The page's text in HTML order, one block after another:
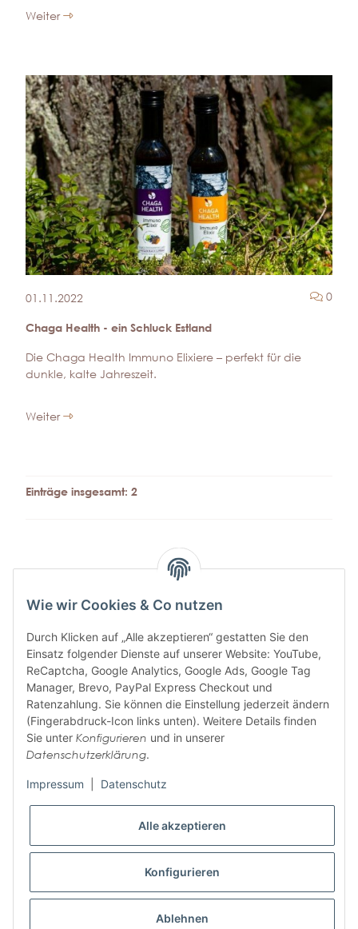
Weiter
01.11.2022 0
Chaga Health - ein Schluck Estland
Die Chaga Health Immuno Elixiere – perfekt für die
dunkle, kalte Jahreszeit.
Weiter
Einträge insgesamt: 2
ABONNIEREN SIE UNSEREN
NEWSLETTER
Abonnieren
Bitte senden Sie mir entsprechend Ihrer
jederzeit widerruflich Informationen zu Ihrem Produktsortiment per E-Mail zu.
Informationen
Wie wir Cookies & Co nutzen
Durch Klicken auf „Alle akzeptieren“ gestatten Sie den
Einsatz folgender Dienste auf unserer Website: YouTube,
ReCaptcha, Google Analytics, Google Ads, Google Tag
Manager, Brevo, PayPal Express Checkout und
Ratenzahlung. Sie können die Einstellung jederzeit ändern
(Fingerabdruck-Icon links unten). Weitere Details finden
Sie unter Konfigurieren und in unserer
Datenschutzerklärung.
Impressum Datenschutz
Alle akzeptieren
Konfigurieren
Ablehnen